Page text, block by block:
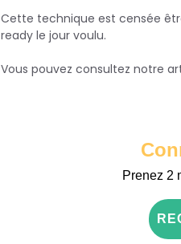
Cette technique est censée
ready le jour voulu.
Vous pouvez consultez notre
Prenez 2